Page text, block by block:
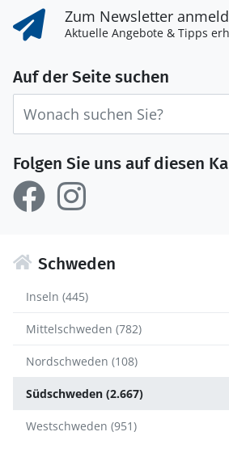
Zum Newsletter
Aktuelle Angebote & Tipps
Auf der Seite suchen
Folgen Sie uns auf diesen
Schweden
Inseln (445)
Mittelschweden (782)
Nordschweden (108)
Südschweden (2.667)
Westschweden (951)